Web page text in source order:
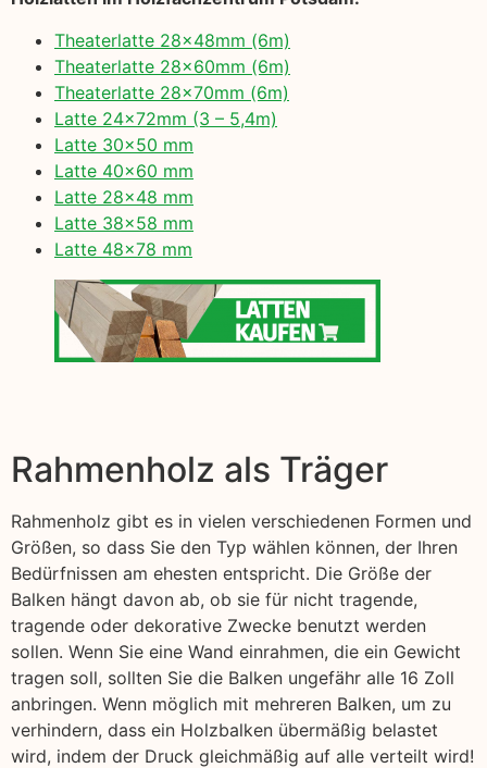
Theaterlatte 28x48mm (6m)
Theaterlatte 28x60mm (6m)
Theaterlatte 28x70mm (6m)
Latte 24x72mm (3 – 5,4m)
Latte 30×50 mm
Latte 40×60 mm
Latte 28×48 mm
Latte 38×58 mm
Latte 48×78 mm
Rahmenholz als Träger
Rahmenholz gibt es in vielen verschiedenen Formen und
Größen, so dass Sie den Typ wählen können, der Ihren
Bedürfnissen am ehesten entspricht. Die Größe der
Balken hängt davon ab, ob sie für nicht tragende,
tragende oder dekorative Zwecke benutzt werden
sollen. Wenn Sie eine Wand einrahmen, die ein Gewicht
tragen soll, sollten Sie die Balken ungefähr alle 16 Zoll
anbringen. Wenn möglich mit mehreren Balken, um zu
verhindern, dass ein Holzbalken übermäßig belastet
wird, indem der Druck gleichmäßig auf alle verteilt wird!